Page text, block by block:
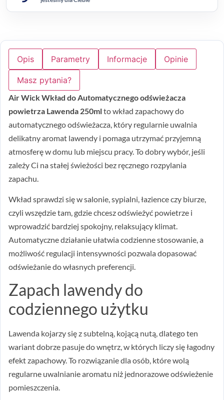
Opis Parametry Informacje Opinie
Masz pytania?
Air Wick Wkład do Automatycznego odświeżacza
powietrza Lawenda 250mlto wkład zapachowy do
automatycznego odświeżacza, który regularnie uwalnia
delikatny aromat lawendy i pomaga utrzymać przyjemną
atmosferę w domu lub miejscu pracy. To dobry wybór, jeśli
zależy Ci na stałej świeżości bez ręcznego rozpylania
zapachu.
Wkład sprawdzi się w salonie, sypialni, łazience czy biurze,
czyli wszędzie tam, gdzie chcesz odświeżyć powietrze i
wprowadzić bardziej spokojny, relaksujący klimat.
Automatyczne działanie ułatwia codzienne stosowanie, a
możliwość regulacji intensywności pozwala dopasować
odświeżanie do własnych preferencji.
Zapach lawendy do
codziennego użytku
Lawenda kojarzy się z subtelną, kojącą nutą, dlatego ten
wariant dobrze pasuje do wnętrz, w których liczy się łagodny
efekt zapachowy. To rozwiązanie dla osób, które wolą
regularne uwalnianie aromatu niż jednorazowe odświeżenie
pomieszczenia.